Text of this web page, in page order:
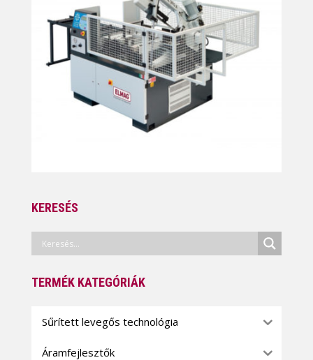
KERESÉS
TERMÉK KATEGÓRIÁK
Sűrített levegős technológia
Áramfejlesztők